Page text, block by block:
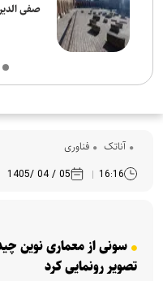
صفی
آناتک فناوری
16:16
05 / 04 /1405
سونی از معماری نوین
تصویر رونمایی کرد